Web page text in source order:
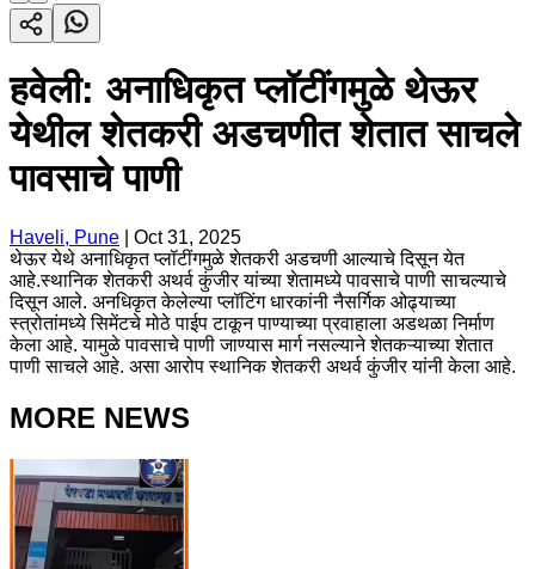
हवेली: अनाधिकृत प्लॉटींगमुळे थेऊर
येथील शेतकरी अडचणीत शेतात साचले
पावसाचे पाणी
Haveli, Pune
Oct 31, 2025
थेऊर येथे अनाधिकृत प्लॉटींगमुळे शेतकरी अडचणी आल्याचे दिसून येत
आहे.स्थानिक शेतकरी अथर्व कुंजीर यांच्या शेतामध्ये पावसाचे पाणी साचल्याचे
दिसून आले. अनधिकृत केलेल्या प्लॉटिंग धारकांनी नैसर्गिक ओढ्याच्या
स्त्रोतांमध्ये सिमेंटचे मोठे पाईप टाकून पाण्याच्या प्रवाहाला अडथळा निर्माण
केला आहे. यामुळे पावसाचे पाणी जाण्यास मार्ग नसल्याने शेतकऱ्याच्या शेतात
पाणी साचले आहे. असा आरोप स्थानिक शेतकरी अथर्व कुंजीर यांनी केला आहे.
MORE NEWS